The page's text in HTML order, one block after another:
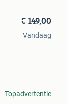
€ 149,00
Vandaag
Topadvertentie